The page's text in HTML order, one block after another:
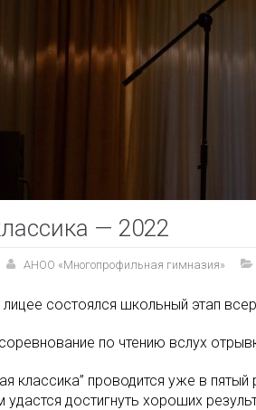
— 2022
АНОО «Многопрофильная гимназия»
состоялся школьный этап
по чтению вслух
классика” проводится уже в
удастся достигнуть хороших